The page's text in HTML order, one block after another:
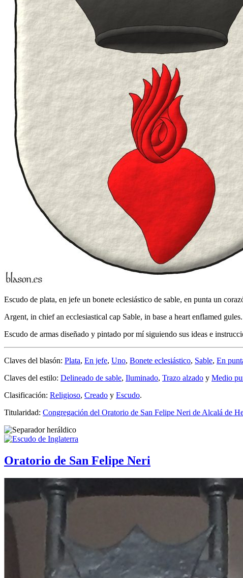
Escudo de plata, en jefe un bonete eclesiástico de sable, en punta un
Argent, in chief an ecclesiastical cap Sable, in base a heart enflamed gules.
Escudo de armas diseñado y pintado por mí siguiendo sus ideas e
Claves del blasón: Plata, En jefe, Uno, Bonete eclesiástico, Sable, En
Claves del estilo: Delineado de sable, Iluminado, Trazo alzado y Medio
Clasificación: Religioso, Creado y Escudo.
Titularidad: Congregación del Oratorio de San Felipe Neri de Alcalá de
Oratorio de San Felipe Neri